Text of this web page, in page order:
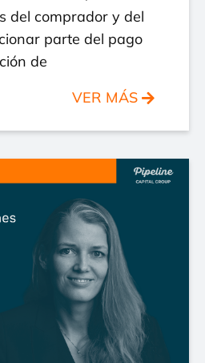
del comprador y del
parte del pago
de
VER MÁS